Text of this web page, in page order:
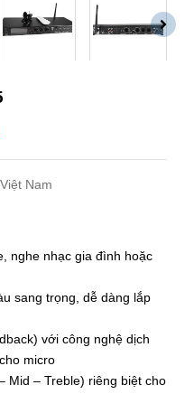
Nam
nghe nhạc gia đình hoặc
sang trọng, dễ dàng lắp
với công nghệ dịch
micro
Mid – Treble) riêng biệt cho